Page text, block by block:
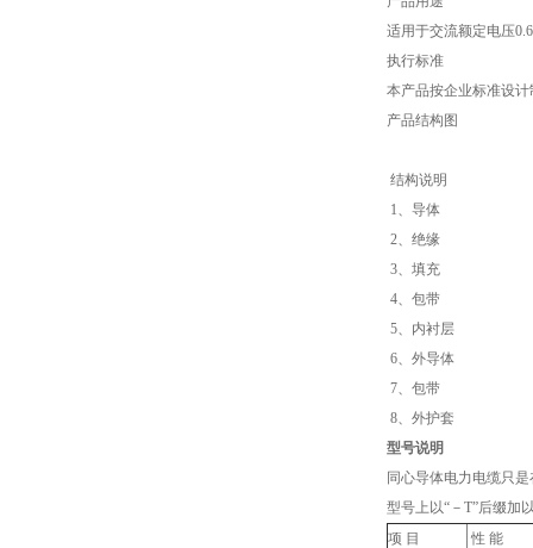
适用于交流额定电压
执行标准
本产品按企业标准设计
产品结构图
结构说明
1、导体
2、绝缘
3、填充
4、包带
5、内
6、外
7、
8、外
型号说明
同心导体电力电缆只
型号上以“－T”后缀加
项 目
性 能